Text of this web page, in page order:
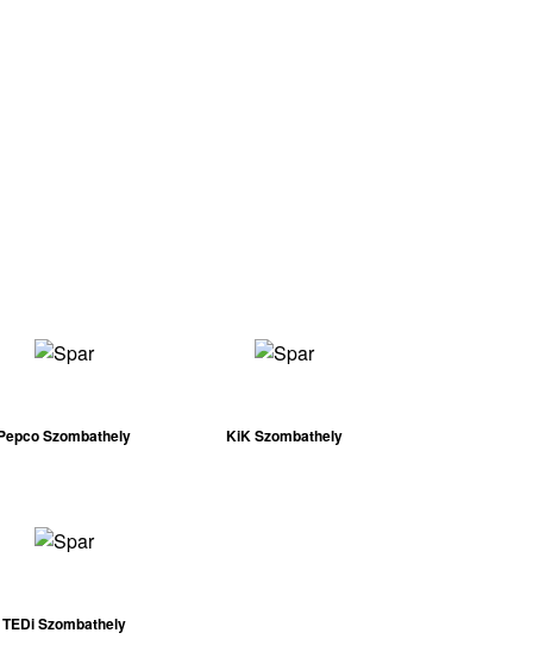
Szombathely KiK Szombathely
TEDi Szombathely